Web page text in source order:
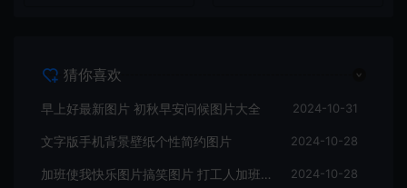
猜你喜欢
早上好最新图片 初秋早安问候图片大全 2024-10-31
文字版手机背景壁纸个性简约图片 2024-10-28
加班使我快乐图片搞笑图片 打工人加班图片表情包 2024-10-28